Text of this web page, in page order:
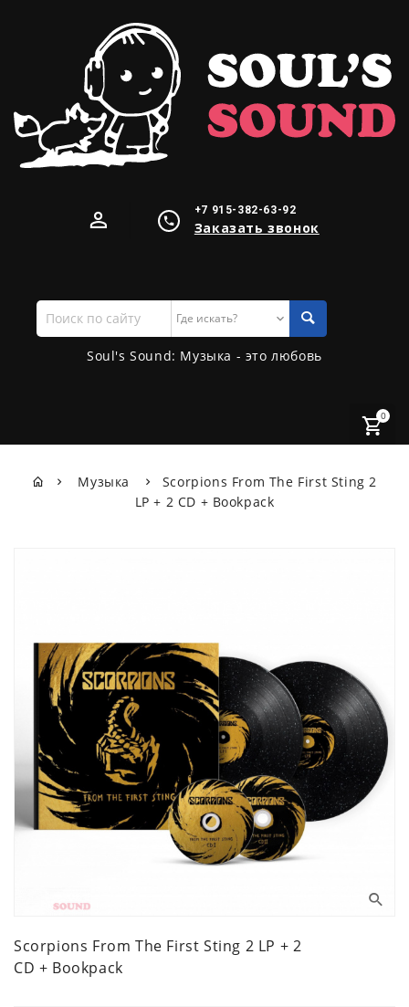
+7 915-382-63-92
Заказать звонок
Поиск
по
сайту
Soul's Sound: Музыка - это любовь
0
Музыка
Scorpions From The First Sting 2
LP + 2 CD + Bookpack
Scorpions From The First Sting 2 LP + 2
CD + Bookpack